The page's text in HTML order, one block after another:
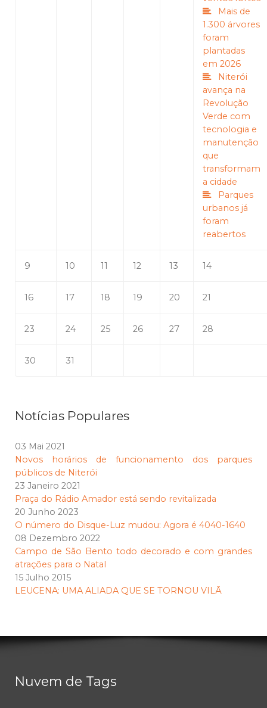
Mais de
1.300 árvores
foram
plantadas
em 2026
Niterói
avança na
Revolução
Verde com
tecnologia e
manutenção
que
transformam
a cidade
Parques
urbanos já
foram
reabertos
9 10 11 12 13 14
16 17 18 19 20 21
23 24 25 26 27 28
30 31
Notícias Populares
03 Mai 2021
Novos horários de funcionamento dos parques
públicos de Niterói
23 Janeiro 2021
Praça do Rádio Amador está sendo revitalizada
20 Junho 2023
O número do Disque-Luz mudou: Agora é 4040-1640
08 Dezembro 2022
Campo de São Bento todo decorado e com grandes
atrações para o Natal
15 Julho 2015
LEUCENA: UMA ALIADA QUE SE TORNOU VILÃ
Nuvem de Tags